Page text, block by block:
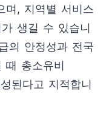
며, 지역별 서비스
생길 수 있습니
의 안정성과 전국
때 총소유비
된다고 지적합니